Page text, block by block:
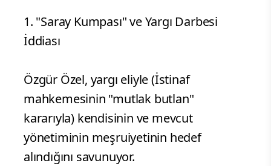
1. "Saray Kumpası" ve Yargı Darbesi
İddiası
Özgür Özel, yargı eliyle (İstinaf
mahkemesinin "mutlak butlan"
kararıyla) kendisinin ve mevcut
yönetiminin meşruiyetinin hedef
alındığını savunuyor.